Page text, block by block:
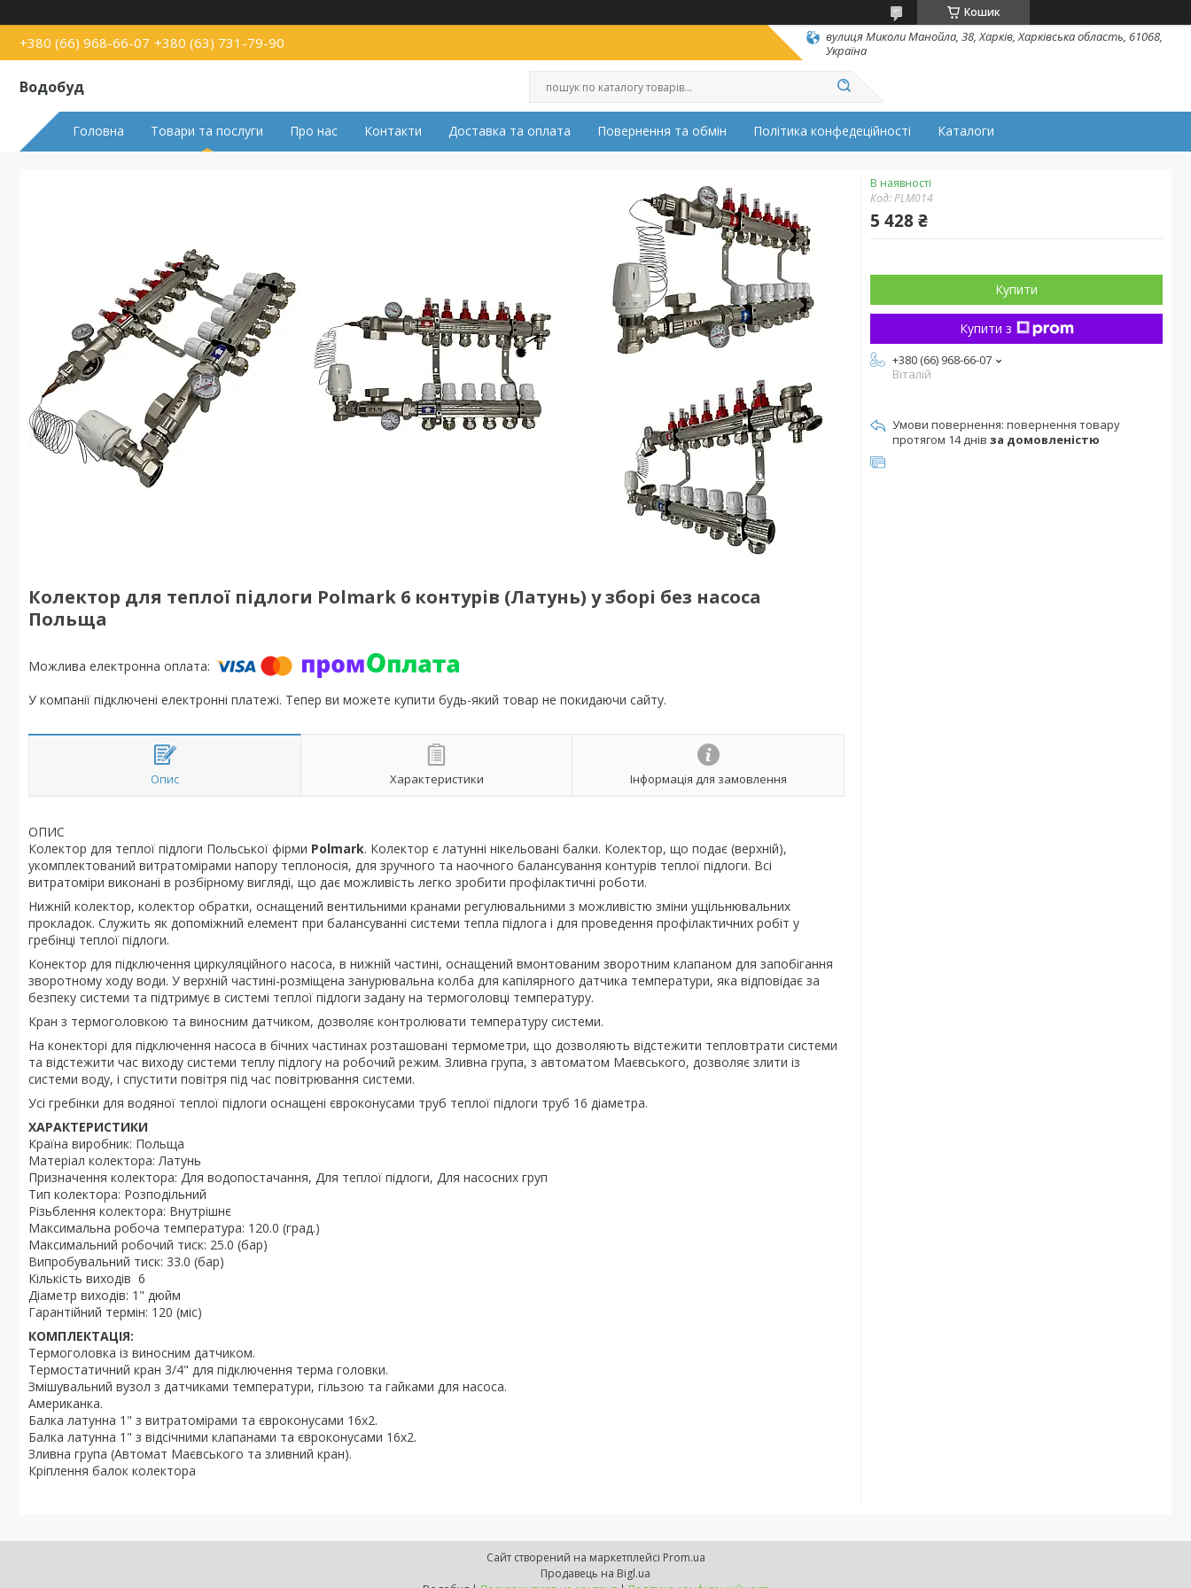
Кошик
+380 (66) 968-66-07 +380 (63) 731-79-90
вулиця Миколи Манойла, 38, Харків, Харківська область, 61068,
Україна
Водобуд
Головна Товари та послуги Про нас Контакти Доставка та оплата Повернення та обмін Політика конфедеційності Каталоги
Колектор для теплої підлоги Polmark 6 контурів (Латунь) у зборі без насоса
Польща
У компанії підключені електронні платежі. Тепер ви можете купити будь-який товар не покидаючи сайту.
Опис Характеристики Інформація для замовлення
ОПИС
Колектор для теплої підлоги Польської фірми Polmark. Колектор є латунні нікельовані балки. Колектор, що подає (верхній),
укомплектований витратомірами напору теплоносія, для зручного та наочного балансування контурів теплої підлоги. Всі
витратоміри виконані в розбірному вигляді, що дає можливість легко зробити профілактичні роботи.
Нижній колектор, колектор обратки, оснащений вентильними кранами регулювальними з можливістю зміни ущільнювальних
прокладок. Служить як допоміжний елемент при балансуванні системи тепла підлога і для проведення профілактичних робіт у
гребінці теплої підлоги.
Конектор для підключення циркуляційного насоса, в нижній частині, оснащений вмонтованим зворотним клапаном для запобігання
зворотному ходу води. У верхній частині-розміщена занурювальна колба для капілярного датчика температури, яка відповідає за
безпеку системи та підтримує в системі теплої підлоги задану на термоголовці температуру.
Кран з термоголовкою та виносним датчиком, дозволяє контролювати температуру системи.
На конекторі для підключення насоса в бічних частинах розташовані термометри, що дозволяють відстежити тепловтрати системи
та відстежити час виходу системи теплу підлогу на робочий режим. Зливна група, з автоматом Маєвського, дозволяє злити із
системи воду, і спустити повітря під час повітрювання системи.
Усі гребінки для водяної теплої підлоги оснащені євроконусами труб теплої підлоги труб 16 діаметра.
ХАРАКТЕРИСТИКИ
Країна виробник: Польща
Матеріал колектора: Латунь
Призначення колектора: Для водопостачання, Для теплої підлоги, Для насосних груп
Тип колектора: Розподільний
Різьблення колектора: Внутрішнє
Максимальна робоча температура: 120.0 (град.)
Максимальний робочий тиск: 25.0 (бар)
Випробувальний тиск: 33.0 (бар)
Кількість виходів 6
Діаметр виходів: 1" дюйм
Гарантійний термін: 120 (міс)
КОМПЛЕКТАЦІЯ:
Термоголовка із виносним датчиком.
Термостатичний кран 3/4" для підключення терма головки.
Змішувальний вузол з датчиками температури, гільзою та гайками для насоса.
Американка.
Балка латунна 1" з витратомірами та євроконусами 16х2.
Балка латунна 1" з відсічними клапанами та євроконусами 16х2.
Зливна група (Автомат Маєвського та зливний кран).
Кріплення балок колектора
В наявності
Код:PLM014
5 428 ₴
Купити
Купити з
+380 (66) 968-66-07
Віталій
повернення товару
протягом 14 днів за домовленістю
Сайт створений на маркетплейсі Prom.ua
Продавець на Bigl.ua